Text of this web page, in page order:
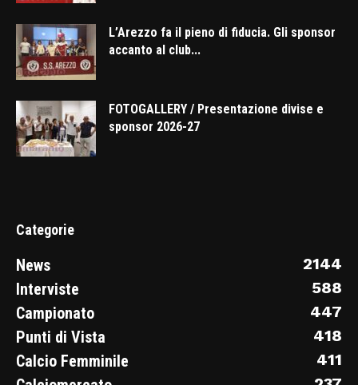
L’Arezzo fa il pieno di fiducia. Gli sponsor
accanto al club...
FOTOGALLERY / Presentazione divise e
sponsor 2026-27
Categorie
News
2144
Interviste
588
Campionato
447
Punti di Vista
418
Calcio Femminile
411